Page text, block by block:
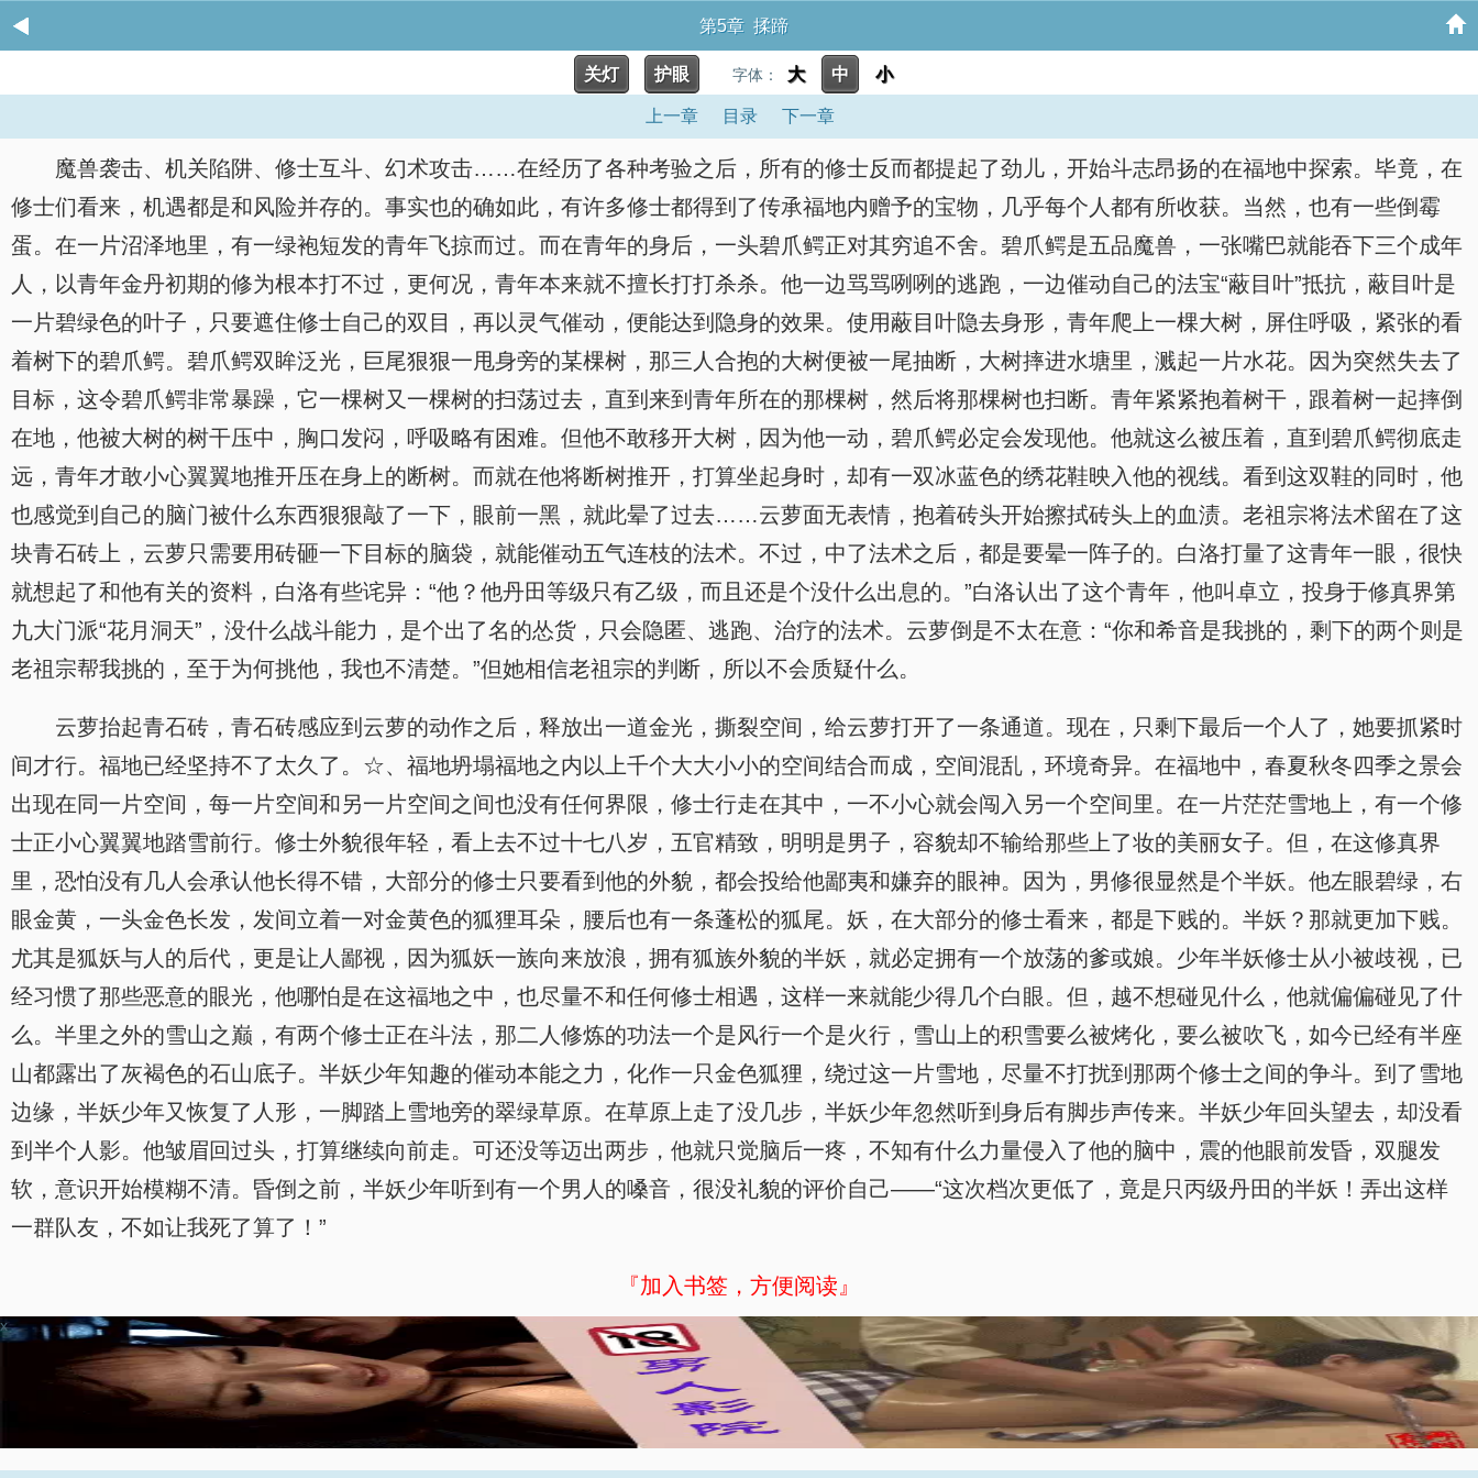
第5章 揉蹄
关灯 护眼 字体： 大 中 小
上一章 目录 下一章
魔兽袭击、机关陷阱、修士互斗、幻术攻击……在经历了各种考验之后，所有的修士反而都提起了劲儿，开始斗志昂扬的在福地中探索。毕竟，在
修士们看来，机遇都是和风险并存的。事实也的确如此，有许多修士都得到了传承福地内赠予的宝物，几乎每个人都有所收获。当然，也有一些倒霉
蛋。在一片沼泽地里，有一绿袍短发的青年飞掠而过。而在青年的身后，一头碧爪鳄正对其穷追不舍。碧爪鳄是五品魔兽，一张嘴巴就能吞下三个成年
人，以青年金丹初期的修为根本打不过，更何况，青年本来就不擅长打打杀杀。他一边骂骂咧咧的逃跑，一边催动自己的法宝“蔽目叶”抵抗，蔽目叶是
一片碧绿色的叶子，只要遮住修士自己的双目，再以灵气催动，便能达到隐身的效果。使用蔽目叶隐去身形，青年爬上一棵大树，屏住呼吸，紧张的看
着树下的碧爪鳄。碧爪鳄双眸泛光，巨尾狠狠一甩身旁的某棵树，那三人合抱的大树便被一尾抽断，大树摔进水塘里，溅起一片水花。因为突然失去了
目标，这令碧爪鳄非常暴躁，它一棵树又一棵树的扫荡过去，直到来到青年所在的那棵树，然后将那棵树也扫断。青年紧紧抱着树干，跟着树一起摔倒
在地，他被大树的树干压中，胸口发闷，呼吸略有困难。但他不敢移开大树，因为他一动，碧爪鳄必定会发现他。他就这么被压着，直到碧爪鳄彻底走
远，青年才敢小心翼翼地推开压在身上的断树。而就在他将断树推开，打算坐起身时，却有一双冰蓝色的绣花鞋映入他的视线。看到这双鞋的同时，他
也感觉到自己的脑门被什么东西狠狠敲了一下，眼前一黑，就此晕了过去……云萝面无表情，抱着砖头开始擦拭砖头上的血渍。老祖宗将法术留在了这
块青石砖上，云萝只需要用砖砸一下目标的脑袋，就能催动五气连枝的法术。不过，中了法术之后，都是要晕一阵子的。白洛打量了这青年一眼，很快
就想起了和他有关的资料，白洛有些诧异：“他？他丹田等级只有乙级，而且还是个没什么出息的。”白洛认出了这个青年，他叫卓立，投身于修真界第
九大门派“花月洞天”，没什么战斗能力，是个出了名的怂货，只会隐匿、逃跑、治疗的法术。云萝倒是不太在意：“你和希音是我挑的，剩下的两个则是
老祖宗帮我挑的，至于为何挑他，我也不清楚。”但她相信老祖宗的判断，所以不会质疑什么。
云萝抬起青石砖，青石砖感应到云萝的动作之后，释放出一道金光，撕裂空间，给云萝打开了一条通道。现在，只剩下最后一个人了，她要抓紧时
间才行。福地已经坚持不了太久了。☆、福地坍塌福地之内以上千个大大小小的空间结合而成，空间混乱，环境奇异。在福地中，春夏秋冬四季之景会
出现在同一片空间，每一片空间和另一片空间之间也没有任何界限，修士行走在其中，一不小心就会闯入另一个空间里。在一片茫茫雪地上，有一个修
士正小心翼翼地踏雪前行。修士外貌很年轻，看上去不过十七八岁，五官精致，明明是男子，容貌却不输给那些上了妆的美丽女子。但，在这修真界
里，恐怕没有几人会承认他长得不错，大部分的修士只要看到他的外貌，都会投给他鄙夷和嫌弃的眼神。因为，男修很显然是个半妖。他左眼碧绿，右
眼金黄，一头金色长发，发间立着一对金黄色的狐狸耳朵，腰后也有一条蓬松的狐尾。妖，在大部分的修士看来，都是下贱的。半妖？那就更加下贱。
尤其是狐妖与人的后代，更是让人鄙视，因为狐妖一族向来放浪，拥有狐族外貌的半妖，就必定拥有一个放荡的爹或娘。少年半妖修士从小被歧视，已
经习惯了那些恶意的眼光，他哪怕是在这福地之中，也尽量不和任何修士相遇，这样一来就能少得几个白眼。但，越不想碰见什么，他就偏偏碰见了什
么。半里之外的雪山之巅，有两个修士正在斗法，那二人修炼的功法一个是风行一个是火行，雪山上的积雪要么被烤化，要么被吹飞，如今已经有半座
山都露出了灰褐色的石山底子。半妖少年知趣的催动本能之力，化作一只金色狐狸，绕过这一片雪地，尽量不打扰到那两个修士之间的争斗。到了雪地
边缘，半妖少年又恢复了人形，一脚踏上雪地旁的翠绿草原。在草原上走了没几步，半妖少年忽然听到身后有脚步声传来。半妖少年回头望去，却没看
到半个人影。他皱眉回过头，打算继续向前走。可还没等迈出两步，他就只觉脑后一疼，不知有什么力量侵入了他的脑中，震的他眼前发昏，双腿发
软，意识开始模糊不清。昏倒之前，半妖少年听到有一个男人的嗓音，很没礼貌的评价自己——“这次档次更低了，竟是只丙级丹田的半妖！弄出这样
一群队友，不如让我死了算了！”
『加入书签，方便阅读』
x